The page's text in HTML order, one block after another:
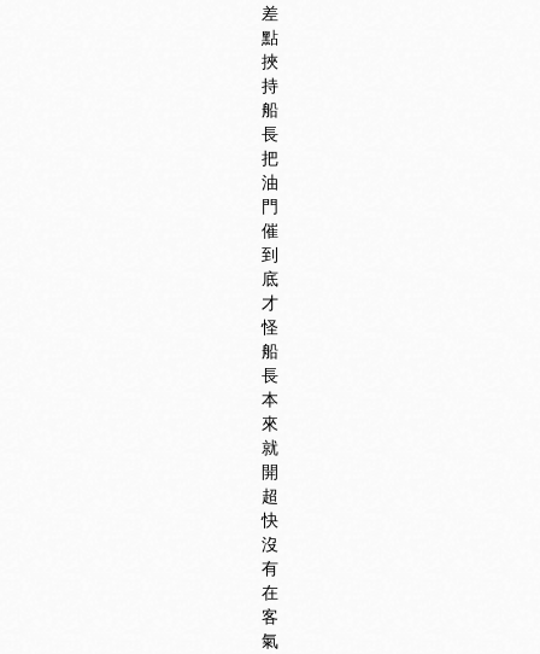
差
點
挾
持
船
長
把
油
門
催
到
底
才
怪
船
長
本
來
就
開
超
快
沒
有
在
客
氣